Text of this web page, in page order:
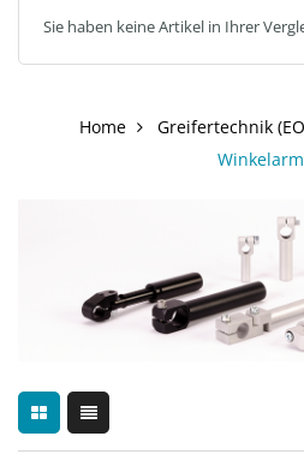
Sie haben keine Artikel in Ihrer
Home Greifertechnik